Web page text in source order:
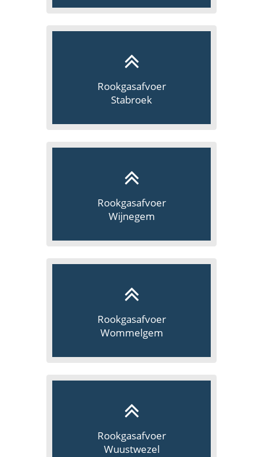
Rookgasafvoer
Stabroek
Rookgasafvoer
Wijnegem
Rookgasafvoer
Wommelgem
Rookgasafvoer
Wuustwezel